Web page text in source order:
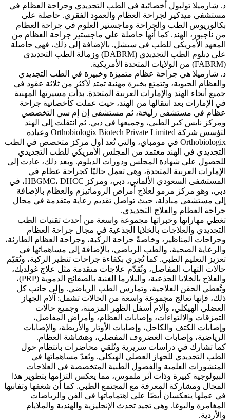
د. شارميلا تولبول أخصائية في الطب التجديدي وجراحة العظام في
مستشفى ميدكير لجراحة العظام والعمود الفقري. حاصلة على
بكالوريوس الطب والجراحة وماجستير العلوم في جراحة العظام
من ناجبور، الهند. كما أنها حاصلة على ماجستير جراحة العظام من
المعهد الأمريكي للطب في سيشل. بالإضافة إلى ذلك، فهي حاصلة
على دبلوم الطب التجديدي (DABRM) وزمالة الطب التجديدي
(FABRM) من الولايات المتحدة الأمريكية.
د. شارميلا هي جراحة عظام متميزة وخبيرة في الطب التجديدي
والعظام الحيوية، وتتمتع بخبرة مهنية تمتد لأكثر من ثلاثة عقود في
جميع أنحاء الهند والإمارات العربية المتحدة. بدأت مسيرتها المهنية
في الإمارات بعد انتقالها من الهند، حيث عملت كأخصائية جراحة
عظام في مستشفى زليخة، ثم مستشفى إن إم سي التخصصي
ومركز نايس كير الطبي، وجميعها في دبي. ثم انتقلت إلى الهند
لتؤسس شركة Orthobiologix Biotech Private Limited وعيادة
Orthobiologix في مومباي، والتي تُعد أول مركز متخصص في الطب
التجديدي في الهند معتمد من المجلس الأمريكي للطب التجديدي
للحصول على شهادة المجلس ودورات الدبلوم. وبعد ذلك، عادت إلى
الإمارات العربية المتحدة، وهي تعمل حاليًا كجراحة عظام في
المستشفى السعودي الألماني، دبي، ومركز HBGMC، DHCC، في
دبي، وهو مركز مرمو لعلاج أمراض الروماتيزم والعظام بالإضافة
إلى مستشفى مبادلة، حيث تواصل تقديم رعاية متقدمة في مجال
جراحة العظام والعلاج التجديدي.
تغطي مهاراتها وخبراتها مجموعة واسعة من أحدث تقنيات الطب
التجديدي والعلاجات بالخلايا الجذعية في مجال جراحة العظام
وجراحات المناظير، وخاصةً جراحة الركبة، وجراحة العظام الطارئة،
والرعاية الصحية، والطب الرياضي، بالإضافة إلى مساهماتها في
تعزيز التعليم الطبي. كما تُجري بكفاءة جراحات تنظير الركبة، وتُقيّم
حالات التهاب المفاصل، وتُقدّم علاجات متقدمة مثل علاج غولديك،
والعلاج بالخلايا الجذعية، والبلازما الغنية بالصفائح الدموية (PRP)،
وتُعطي الحقن العلاجية، وتمارس الطب الرياضي. وإلى جانب كل
ذلك، فإنها تعالج مجموعة واسعة من الحالات تشمل: آلام الجهاز
العضلي الهيكلي، وآلام أسفل الظهر المزمنة، وجميع حالات
التمزقات والالتواءات، وإصابات العظام، وأمراض المفاصل،
وإصابات الكتف والكاحل، وإصابات الأوتار والأربطة، والإصابات
الرياضية، وإصابات الغضروف المفصلي، وهشاشة العظام.
كما تشارك في دراسات سريرية وتُلقي محاضرات بانتظام حول
الطب التجديدي للجهاز العضلي الهيكلي. وتُعدّ مساهماتها في
المنشورات العلمية والفصول الطبية المتخصصة في العلاجات
البيولوجية كبيرة وذات أثر ملموس، مما يعكس التزامها بتطوير هذا
المجال ومشاركة المعرفة مع المجتمع الطبي. كما أن شغفها وتفانيها
في عملها ينعكسان أيضًا على اهتماماتها في الفن والرياضات
المغامرة واليوغا. وهي تجيد تحدث الإنجليزية والهندية والملايام
والأردية.